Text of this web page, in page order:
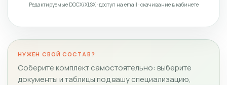
Редактируемые DOCX/XLSX · доступ на email · скачивание в кабинете
НУЖЕН СВОЙ СОСТАВ?
Соберите комплект самостоятельно: выберите
документы и таблицы под вашу специализацию,